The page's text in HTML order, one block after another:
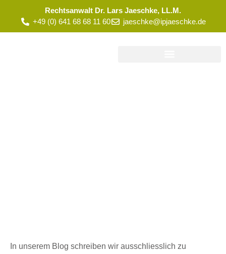
Rechtsanwalt Dr. Lars Jaeschke, LL.M.
+49 (0) 641 68 68 11 60
jaeschke@ipjaeschke.de
In unserem Blog schreiben wir ausschliesslich zu